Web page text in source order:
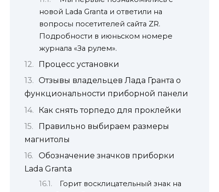
новой Lada Granta и ответили на
вопросы посетителей сайта ZR.
Подробности в июньском номере
журнала «За рулем».
Процесс установки
Отзывы владельцев Лада Гранта о
функциональности приборной панели
Как снять торпедо для проклейки
Правильно выбираем размеры
магнитолы
Обозначение значков приборки
Lada Granta
Горит восклицательный знак на